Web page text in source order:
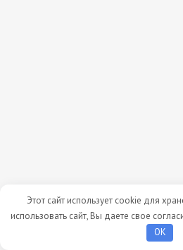
Этот сайт использует cookie для
использовать сайт, Вы даете свое
OK